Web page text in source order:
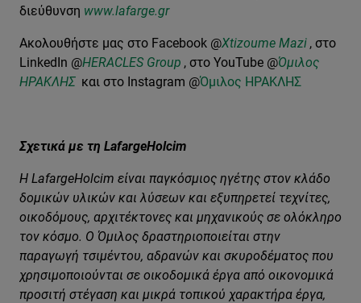
διεύθυνση www.lafarge.gr
Ακολουθήστε μας στο Facebook @Xtizoume Mazi , στο
LinkedIn @HERACLES Group , στο YouTube @Όμιλος
ΗΡΑΚΛΗΣ και στο Instagram @Όμιλος ΗΡΑΚΛΗΣ
Σχετικά με τη LafargeHolcim
Η LafargeHolcim είναι παγκόσμιος ηγέτης στον κλάδο
δομικών υλικών και λύσεων και εξυπηρετεί τεχνίτες,
οικοδόμους, αρχιτέκτονες και μηχανικούς σε ολόκληρο
τον κόσμο. Ο Όμιλος δραστηριοποιείται στην
παραγωγή τσιμέντου, αδρανών και σκυροδέματος που
χρησιμοποιούνται σε οικοδομικά έργα από οικονομικά
προσιτή στέγαση και μικρά τοπικού χαρακτήρα έργα,